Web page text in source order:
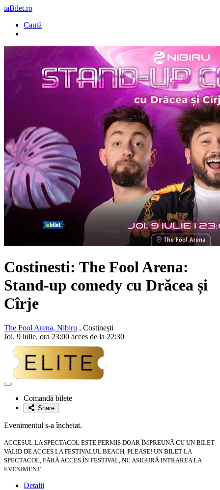
iaBilet.ro
Caută
Costinesti: The Fool Arena:
Stand-up comedy cu Drăcea și
Cîrje
The Fool Arena, Nibiru , Costinești
Joi, 9 iulie, ora 23:00 acces de la 22:30
Adaugă
favoriteComandă bilete
Share
Evenimentul s-a încheiat.
ACCESUL LA SPECTACOL ESTE PERMIS DOAR ÎMPREUNĂ CU UN BILET
VALID DE ACCES LA FESTIVALUL BEACH, PLEASE! UN BILET LA
SPECTACOL, FĂRĂ ACCES ÎN FESTIVAL, NU ASIGURĂ INTRAREA LA
EVENIMENT.
Detalii